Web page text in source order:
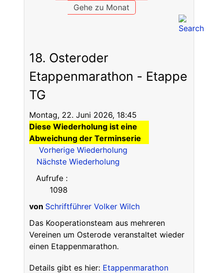
Gehe zu Monat
18. Osteroder
Etappenmarathon - Etappe
TG
Montag, 22. Juni 2026, 18:45
Diese Wiederholung ist eine
Abweichung der Terminserie
Vorherige Wiederholung
Nächste Wiederholung
Aufrufe:
1098
von Schriftführer Volker Wilch
Das Kooperationsteam aus mehreren
Vereinen um Osterode veranstaltet wieder
einen Etappenmarathon.
Details gibt es hier: Etappenmarathon